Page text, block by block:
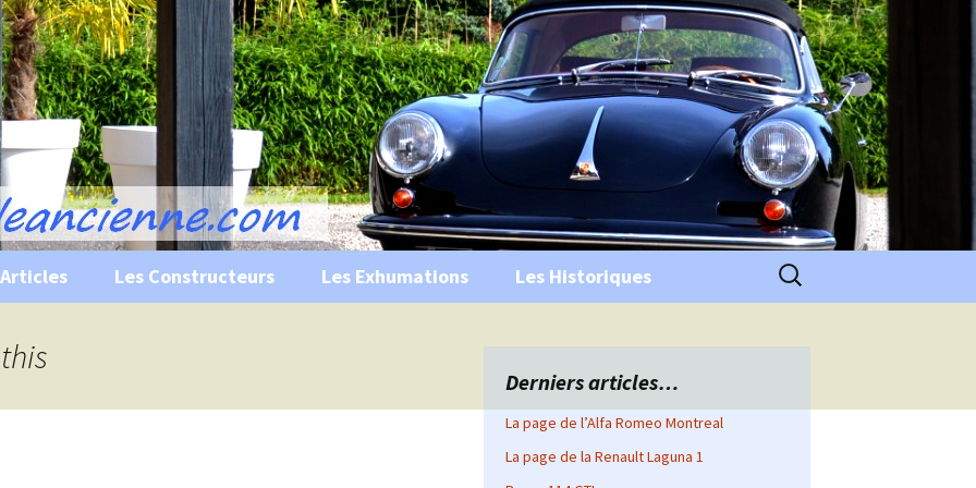
Ancienne
historiques …
Les Constructeurs Les Exhumations Les Historiques Rechercher :
Derniers articles…
La page de l’Alfa Romeo Montreal
La page de la Renault Laguna 1